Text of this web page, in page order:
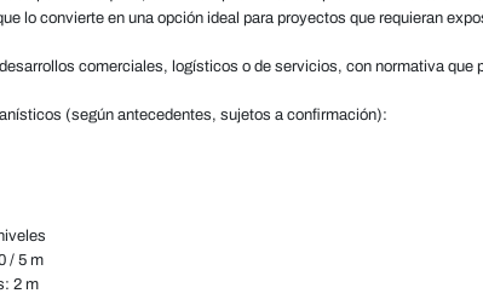
lo convierte en una opción ideal para proyectos que requieran
comerciales, logísticos o de servicios, con normativa que
(según antecedentes, sujetos a confirmación):
/ 5 m
2 m